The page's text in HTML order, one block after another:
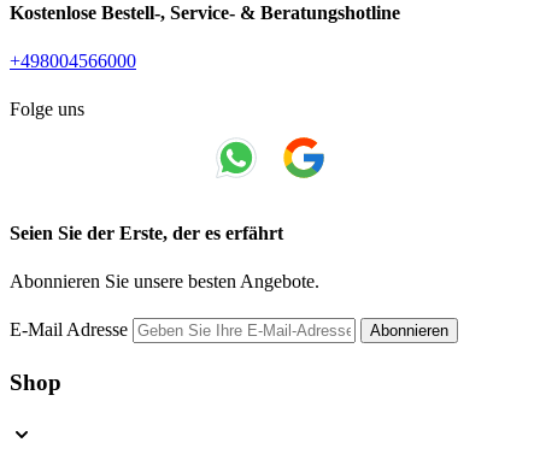
Kostenlose Bestell-, Service- & Beratungshotline
+498004566000
Folge uns
Seien Sie der Erste, der es erfährt
Abonnieren Sie unsere besten Angebote.
E-Mail Adresse Abonnieren
Shop